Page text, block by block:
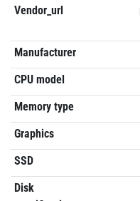
Vendor_url
Manufacturer
CPU model
Memory type
Graphics
SSD
Disk